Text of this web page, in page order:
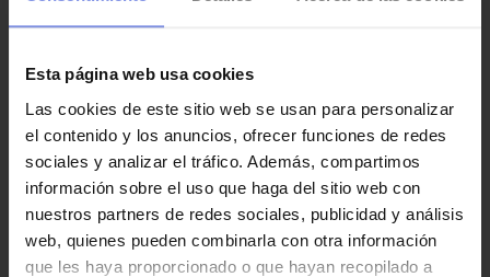
Esta página web usa cookies
Las cookies de este sitio web se usan para personalizar
el contenido y los anuncios, ofrecer funciones de redes
sociales y analizar el tráfico. Además, compartimos
información sobre el uso que haga del sitio web con
nuestros partners de redes sociales, publicidad y análisis
web, quienes pueden combinarla con otra información
que les haya proporcionado o que hayan recopilado a